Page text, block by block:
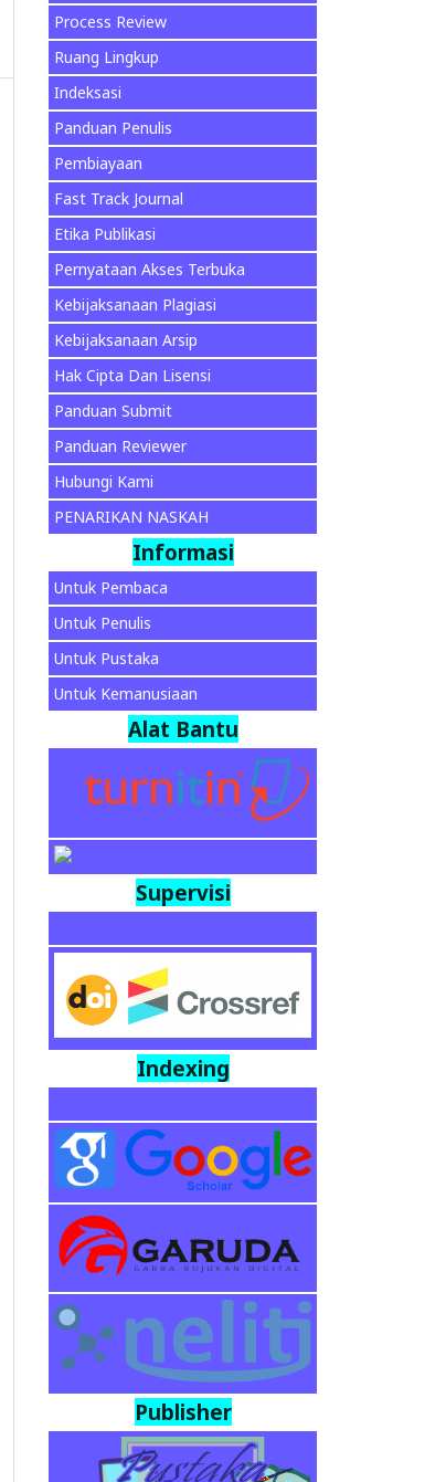
Process Review
Ruang Lingkup
Indeksasi
Panduan Penulis
Pembiayaan
Fast Track Journal
Etika Publikasi
Pernyataan Akses Terbuka
Kebijaksanaan Plagiasi
Kebijaksanaan Arsip
Hak Cipta Dan Lisensi
Panduan Submit
Panduan Reviewer
Hubungi Kami
PENARIKAN NASKAH
Informasi
Untuk Pembaca
Untuk Penulis
Untuk Pustaka
Untuk Kemanusiaan
Alat Bantu
Supervisi
Indexing
Publisher